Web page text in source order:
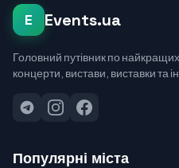
E Events.ua
Головний путівник по
концерти, вистави, виставки та
Популярні міста